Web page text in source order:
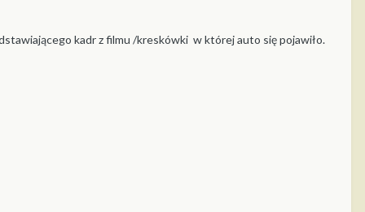
kadr z filmu /kreskówki w której auto się pojawiło.